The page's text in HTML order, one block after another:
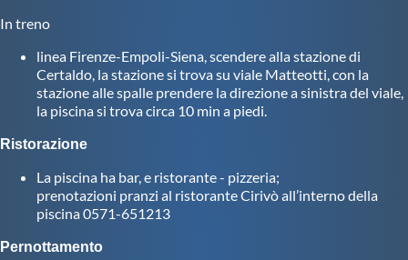
Galleria fotografica
Videogallery
Intranet
In treno
linea Firenze-Empoli-Siena, scendere alla stazione di
Certaldo, la stazione si trova su viale Matteotti, con la
stazione alle spalle prendere la direzione a sinistra del viale,
la piscina si trova circa 10 min a piedi.
Ristorazione
La piscina ha bar, e ristorante - pizzeria;
prenotazioni pranzi al ristorante Cirivò all’interno della
piscina 0571-651213
Pernottamento